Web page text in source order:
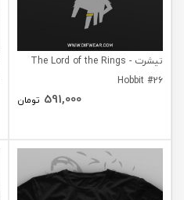
تیشرت The Lord of the Rings -
Hobbit #26
591,000 تومان